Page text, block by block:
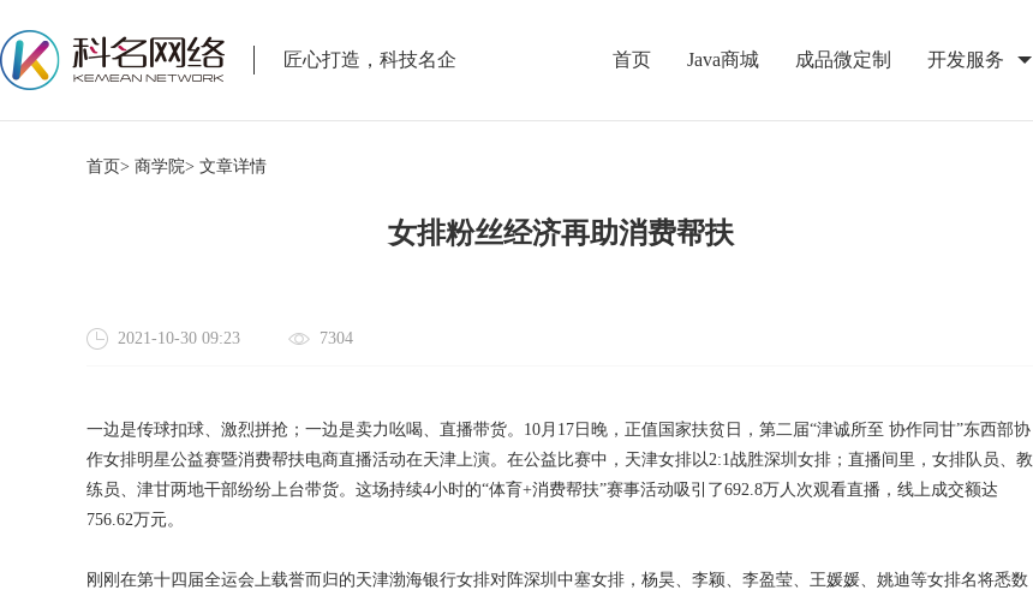
匠心打造，科技名企 首页 Java商城 成品微定制 开发服务
首页> 商学院> 文章详情
女排粉丝经济再助消费帮扶
2021-10-30 09:23 7304
一边是传球扣球、激烈拼抢；一边是卖力吆喝、直播带货。10月17日晚，正值国家扶贫日，第二届“津诚所至 协作同甘”东西部协
作女排明星公益赛暨消费帮扶电商直播活动在天津上演。在公益比赛中，天津女排以2:1战胜深圳女排；直播间里，女排队员、教
练员、津甘两地干部纷纷上台带货。这场持续4小时的“体育+消费帮扶”赛事活动吸引了692.8万人次观看直播，线上成交额达
756.62万元。
刚刚在第十四届全运会上载誉而归的天津渤海银行女排对阵深圳中塞女排，杨昊、李颖、李盈莹、王媛媛、姚迪等女排名将悉数